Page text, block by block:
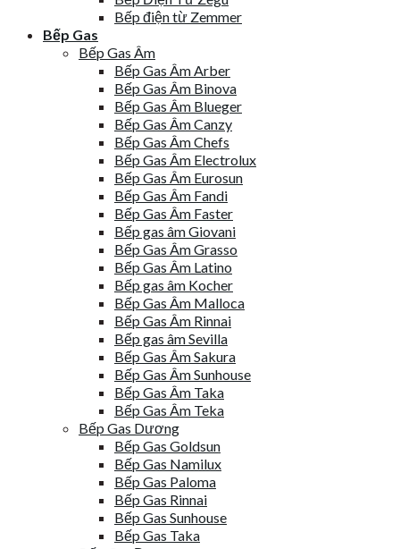
Bếp điện từ Zemmer
Bếp Gas
Bếp Gas Âm
Bếp Gas Âm Arber
Bếp Gas Âm Binova
Bếp Gas Âm Blueger
Bếp Gas Âm Canzy
Bếp Gas Âm Chefs
Bếp Gas Âm Electrolux
Bếp Gas Âm Eurosun
Bếp Gas Âm Fandi
Bếp Gas Âm Faster
Bếp gas âm Giovani
Bếp Gas Âm Grasso
Bếp Gas Âm Latino
Bếp gas âm Kocher
Bếp Gas Âm Malloca
Bếp Gas Âm Rinnai
Bếp gas âm Sevilla
Bếp Gas Âm Sakura
Bếp Gas Âm Sunhouse
Bếp Gas Âm Taka
Bếp Gas Âm Teka
Bếp Gas Dương
Bếp Gas Goldsun
Bếp Gas Namilux
Bếp Gas Paloma
Bếp Gas Rinnai
Bếp Gas Sunhouse
Bếp Gas Taka